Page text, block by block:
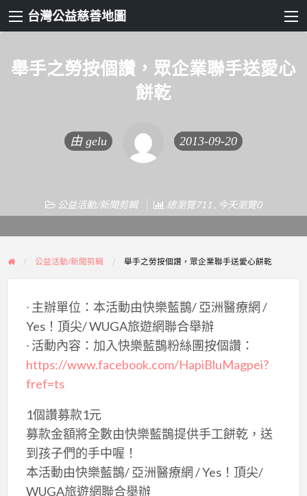
台灣公益慈善地圖
舉手之勞按個讚，眾企業聯手送愛心
餅乾
由 gelu 2013-09-20
公益活動/新聞剪輯 總瀏覽711 , 今天瀏覽0
公益活動/新聞剪輯 舉手之勞按個讚，眾企業聯手送愛心餅乾
∙ 主辦單位：本活動由快樂藍鵲/ 亞洲醫療網 /
Yes！頂尖/ WUGA旅遊網聯合舉辦
∙ 活動內容：加入快樂藍鵲粉絲團按個讚：
https://www.facebook.com/HapiBluMagpei?
fref=ts
1個讚募款1元
募款金額將全數由快樂藍鵲提供手工餅乾，送
到孩子們的手中喔！
本活動由快樂藍鵲/ 亞洲醫療網 / Yes！頂尖/
WUGA旅遊網聯合舉辦